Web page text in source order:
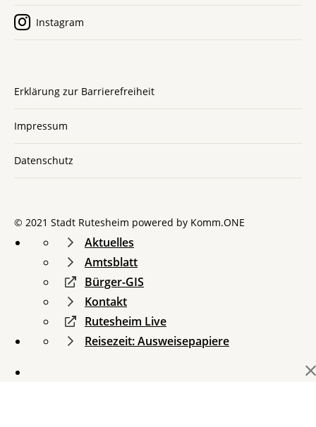
Instagram
Erklärung zur Barrierefreiheit
Impressum
Datenschutz
© 2021 Stadt Rutesheim powered by Komm.ONE
Aktuelles
Amtsblatt
Bürger-GIS
Kontakt
Rutesheim Live
Reisezeit: Ausweisepapiere